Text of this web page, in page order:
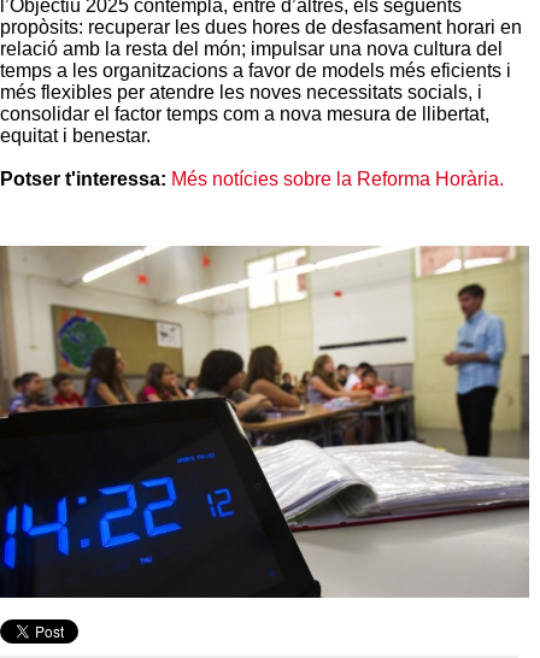
l’Objectiu 2025 contempla, entre d’altres, els següents
propòsits: recuperar les dues hores de desfasament horari en
relació amb la resta del món; impulsar una nova cultura del
temps a les organitzacions a favor de models més eficients i
més flexibles per atendre les noves necessitats socials, i
consolidar el factor temps com a nova mesura de llibertat,
equitat i benestar.
Potser t'interessa: Més notícies sobre la Reforma Horària.